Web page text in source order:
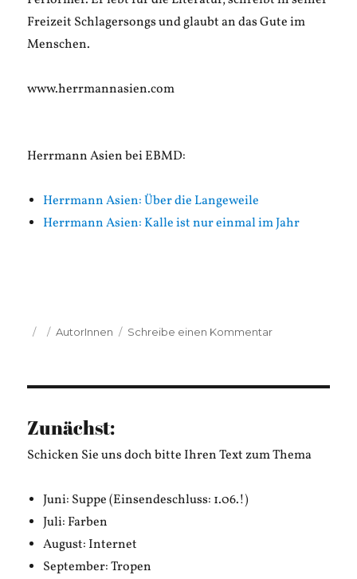
Freizeit Schlagersongs und glaubt an das Gute im
Menschen.
www.herrmannasien.com
Herrmann Asien bei EBMD:
Herrmann Asien: Über die Langeweile
Herrmann Asien: Kalle ist nur einmal im Jahr
Veröffentlicht
Kategorien
AutorInnen Schreibe einen Kommentarzu
Zunächst:
Schicken Sie uns doch bitte Ihren Text zum Thema
Juni: Suppe (Einsendeschluss: 1.06.!)
Juli: Farben
August: Internet
September: Tropen